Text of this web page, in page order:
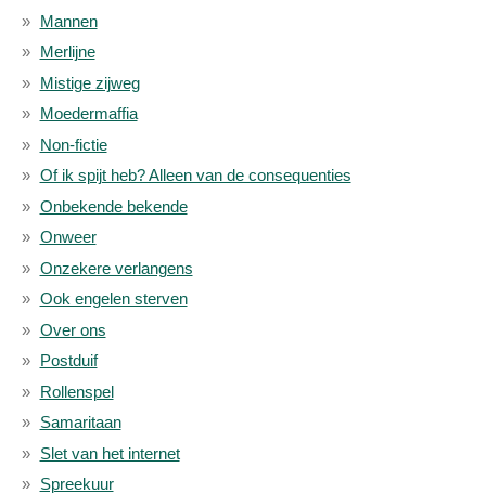
Mannen
Merlijne
Mistige zijweg
Moedermaffia
Non-fictie
Of ik spijt heb? Alleen van de consequenties
Onbekende bekende
Onweer
Onzekere verlangens
Ook engelen sterven
Over ons
Postduif
Rollenspel
Samaritaan
Slet van het internet
Spreekuur